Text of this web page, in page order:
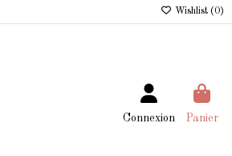
Wishlist (0)
Connexion Panier